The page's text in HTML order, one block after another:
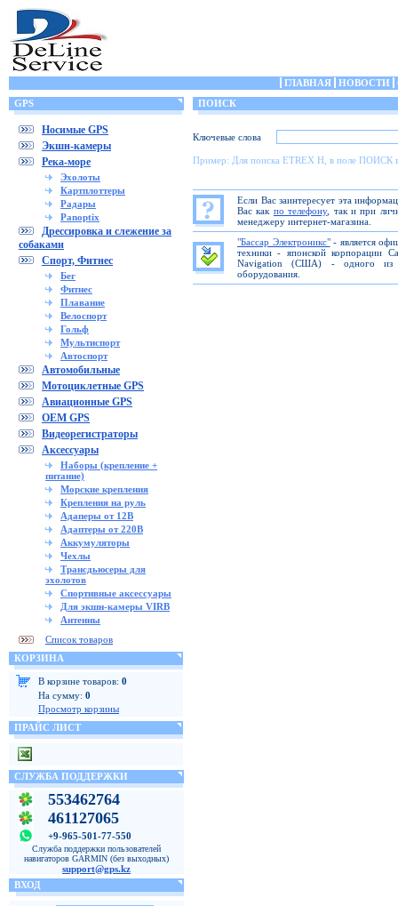
ГЛАВНАЯ НОВОСТИ
GPS
Носимые GPS
Экшн-камеры
Река-море
Эхолоты
Картплоттеры
Радары
Panoptix
Дрессировка и слежение за
собаками
Спорт, Фитнес
Бег
Фитнес
Плавание
Велоспорт
Гольф
Мультиспорт
Автоспорт
Автомобильные
Мотоциклетные GPS
Авиационные GPS
OEM GPS
Видеорегистраторы
Аксессуары
Наборы (крепление +
питание)
Морские крепления
Крепления на руль
Адаперы от 12В
Адаптеры от 220В
Аккумуляторы
Чехлы
Трансдьюсеры для
эхолотов
Спортивные аксессуары
Для экшн-камеры VIRB
Антенны
Список товаров
КОРЗИНА
В корзине товаров: 0
На сумму: 0
Просмотр корзины
ПРАЙС ЛИСТ
СЛУЖБА ПОДДЕРЖКИ
553462764
461127065
+9-965-501-77-550
Служба поддержки пользователей
навигаторов GARMIN (без выходных)
support@gps.kz
ВХОД
ПОИСК
Ключевые слова
Пример: Для поиска ETREX H, в поле ПОИСК
Если Вас заинтересует эта
Вас как по телефону, так и при
менеджеру интернет-магазина.
"Бассар Электроникс"- является
техники - японской корпорации
Navigation (США) - одного из
оборудования.